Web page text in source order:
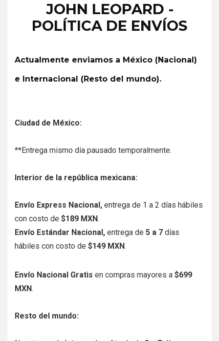
JOHN LEOPARD -
POLÍTICA DE ENVÍOS
Actualmente enviamos a México (Nacional)
e Internacional (Resto del mundo).
Ciudad de México:
**Entrega mismo día pausado temporalmente.
Interior de la república mexicana:
Envío Express Nacional, entrega de 1 a 2 días hábiles
con costo de $189 MXN.
Envío Estándar Nacional, entrega de 5 a 7 días
hábiles con costo de $149 MXN.
Envío Nacional Gratis en compras mayores a $699
MXN.
Resto del mundo: